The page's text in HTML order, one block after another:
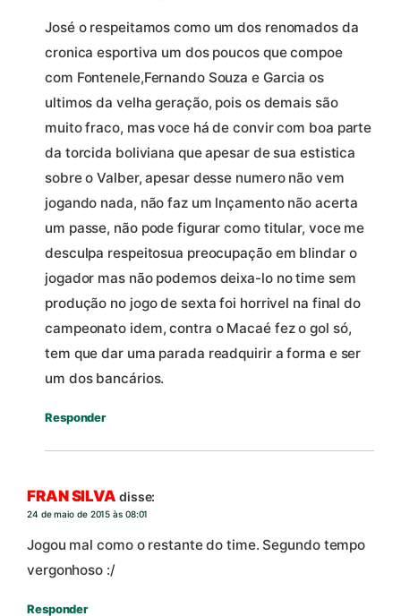
José o respeitamos como um dos renomados da
cronica esportiva um dos poucos que compoe
com Fontenele,Fernando Souza e Garcia os
ultimos da velha geração, pois os demais são
muito fraco, mas voce há de convir com boa parte
da torcida boliviana que apesar de sua estistica
sobre o Valber, apesar desse numero não vem
jogando nada, não faz um lnçamento não acerta
um passe, não pode figurar como titular, voce me
desculpa respeitosua preocupação em blindar o
jogador mas não podemos deixa-lo no time sem
produção no jogo de sexta foi horrivel na final do
campeonato idem, contra o Macaé fez o gol só,
tem que dar uma parada readquirir a forma e ser
um dos bancários.
Responder
FRAN SILVA disse:
24 de maio de 2015 às 08:01
Jogou mal como o restante do time. Segundo tempo
vergonhoso :/
Responder